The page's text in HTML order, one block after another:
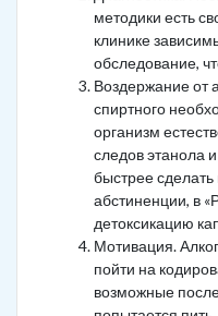
методики есть
клинике
обследование,
Воздержание от
спиртного
организм
следов этанола
быстрее сделать
абстиненции, в
детоксикацию
Мотивация.
пойти на
возможные